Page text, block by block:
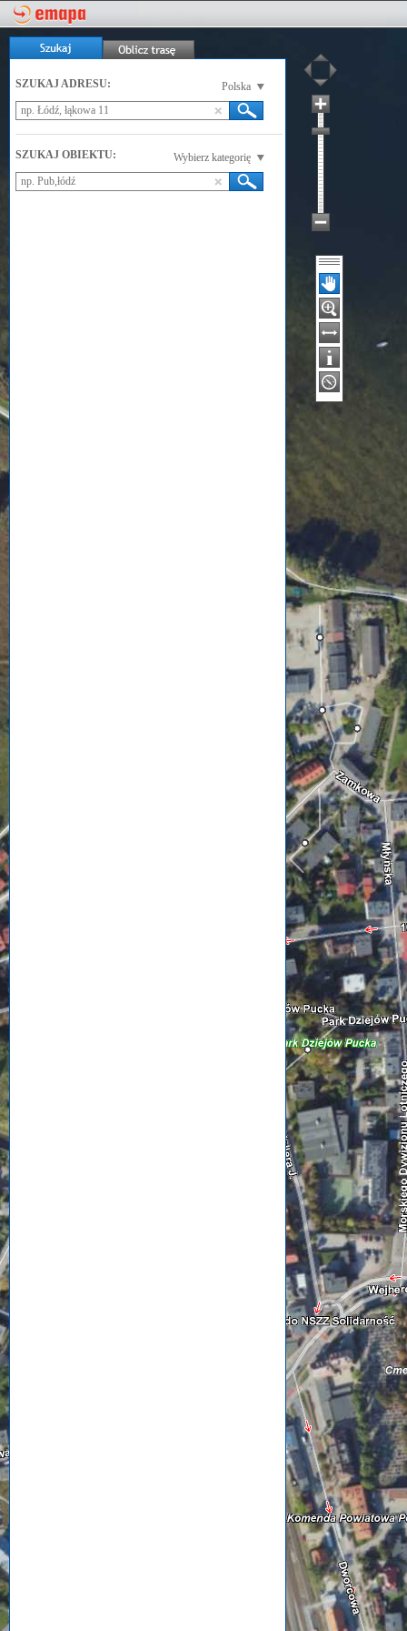
SZUKAJ ADRESU: Polska
SZUKAJ OBIEKTU: Wybierz kategorię